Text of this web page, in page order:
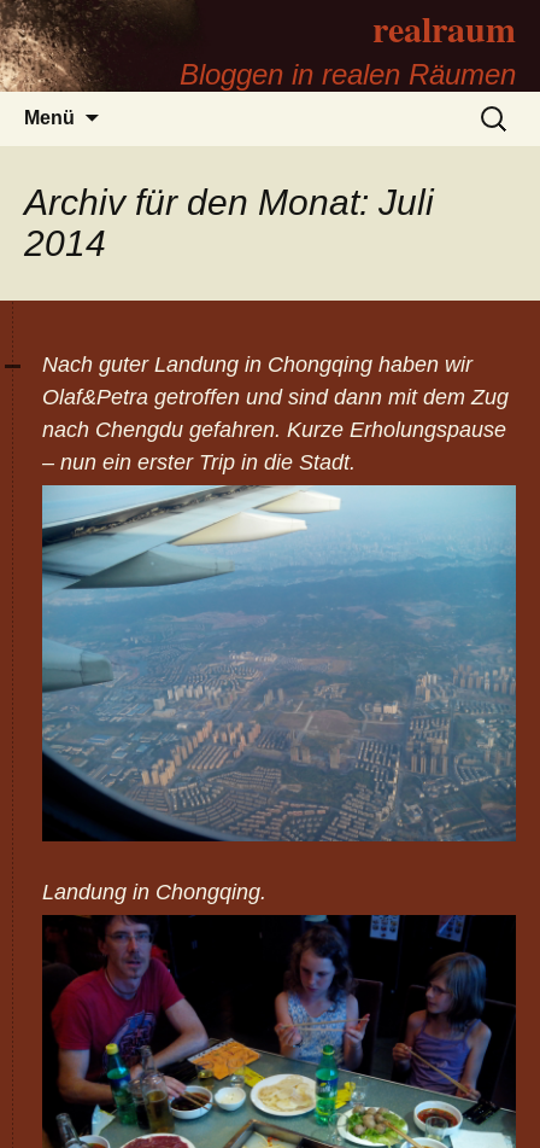
realraum
Bloggen in realen Räumen
Menü
Suchen
nach:
Archiv für den Monat: Juli
2014
Nach guter Landung in Chongqing haben wir
Olaf&Petra getroffen und sind dann mit dem Zug
nach Chengdu gefahren. Kurze Erholungspause
– nun ein erster Trip in die Stadt.
Landung in Chongqing.